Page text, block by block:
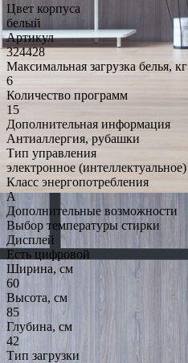
Цвет корпуса
белый
Артикул
324428
Максимальная загрузка белья, кг
6
Количество программ
15
Дополнительная информация
Антиаллергия, рубашки
Тип управления
электронное (интеллектуальное)
Класс энергопотребления
A
Дополнительные возможности
Выбор температуры стирки
Дисплей
Есть цифровой
Ширина, см
60
Высота, см
85
Глубина, см
42
Тип загрузки